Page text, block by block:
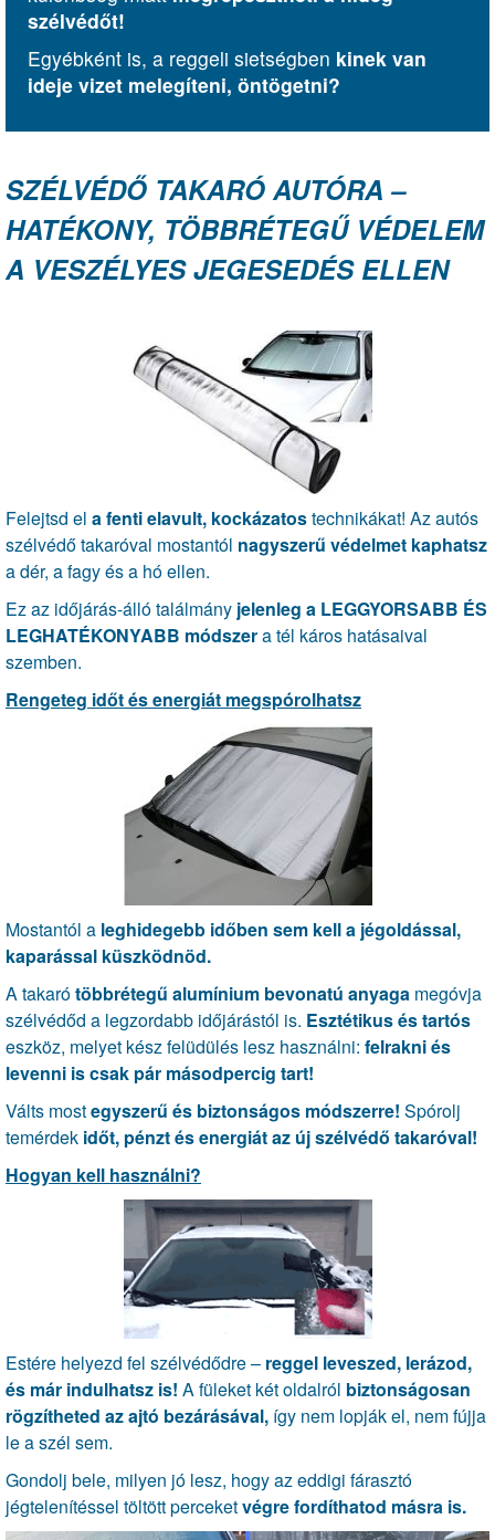
szélvédőt!
Egyébként is, a reggeli sietségben kinek van
ideje vizet melegíteni, öntögetni?
SZÉLVÉDŐ TAKARÓ AUTÓRA –
HATÉKONY, TÖBBRÉTEGŰ VÉDELEM
A VESZÉLYES JEGESEDÉS ELLEN
Felejtsd el a fenti elavult, kockázatostechnikákat! Az autós
szélvédő takaróval mostantól nagyszerű védelmet kaphatsz
a dér, a fagy és a hó ellen.
Ez az időjárás-álló találmány jelenleg a LEGGYORSABB ÉS
LEGHATÉKONYABB módszera tél káros hatásaival
szemben.
Rengeteg időt és energiát megspórolhatsz
Mostantól a leghidegebb időben sem kell a jégoldással,
kaparással küszködnöd.
A takarótöbbrétegű alumínium bevonatú anyaga megóvja
szélvédőd a legzordabb időjárástól is. Esztétikus és tartós
eszköz, melyet kész felüdülés lesz használni: felrakni és
levenni is csak pár másodpercig tart!
Válts mostegyszerű és biztonságos módszerre! Spórolj
temérdek időt, pénzt és energiát az új szélvédő takaróval!
Hogyan kell használni?
Estére helyezd fel szélvédődre – reggel leveszed, lerázod,
és már indulhatsz is! A füleket két oldalról biztonságosan
rögzítheted az ajtó bezárásával, így nem lopják el, nem fújja
le a szél sem.
Gondolj bele, milyen jó lesz, hogy az eddigi fárasztó
jégtelenítéssel töltött perceketvégre fordíthatod másra is.